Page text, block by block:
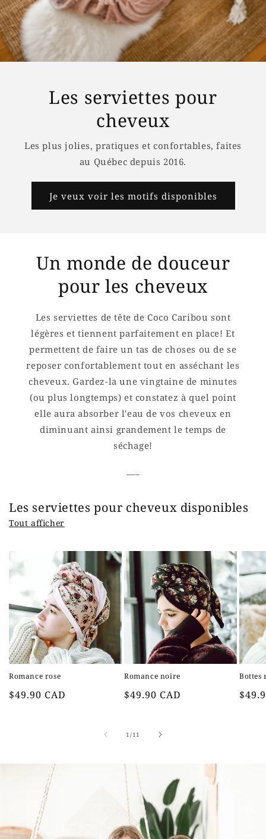
Les serviettes pour
cheveux
Les plus jolies, pratiques et confortables, faites
au Québec depuis 2016.
Je veux voir les motifs disponibles
Un monde de douceur
pour les cheveux
Les serviettes de tête de Coco Caribou sont
légères et tiennent parfaitement en place! Et
permettent de faire un tas de choses ou de se
reposer confortablement tout en asséchant les
cheveux. Gardez-la une vingtaine de minutes
(ou plus longtemps) et constatez à quel point
elle aura absorber l'eau de vos cheveux en
diminuant ainsi grandement le temps de
séchage!
Les serviettes pour cheveux disponibles
Tout afficher
Romance rose
Prix
$49.90 CAD
Romance noire
Prix
$49.90 CAD
Bottes
Prix
1 /
de11